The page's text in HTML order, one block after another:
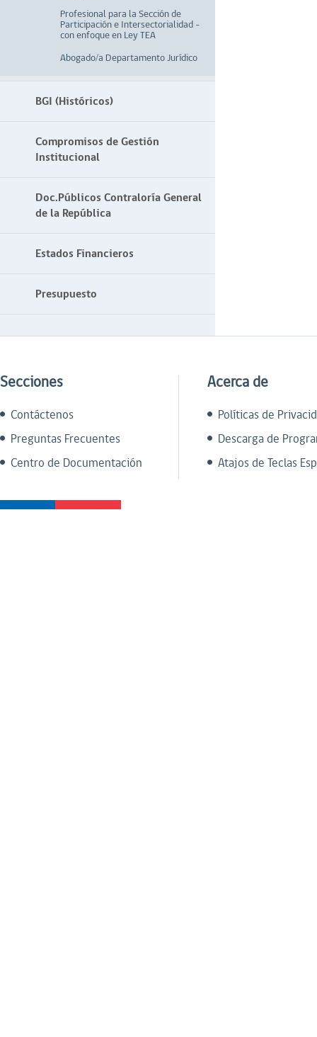
Profesional para la Sección de
Participación e Intersectorialidad –
con enfoque en Ley TEA
Abogado/a Departamento Jurídico
BGI (Históricos)
Compromisos de Gestión
Institucional
Doc.Públicos Contraloría General
de la República
Estados Financieros
Presupuesto
Secciones
Contáctenos
Preguntas Frecuentes
Centro de Documentación
Acerca de
Políticas de
Descarga de
Atajos de Teclas